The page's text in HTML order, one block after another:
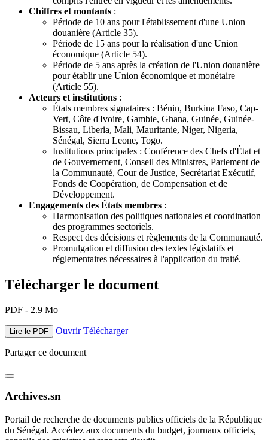
Chiffres et montants :
Période de 10 ans pour l'établissement d'une Union
douanière (Article 35).
Période de 15 ans pour la réalisation d'une Union
économique (Article 54).
Période de 5 ans après la création de l'Union douanière
pour établir une Union économique et monétaire
(Article 55).
Acteurs et institutions :
États membres signataires : Bénin, Burkina Faso, Cap-
Vert, Côte d'Ivoire, Gambie, Ghana, Guinée, Guinée-
Bissau, Liberia, Mali, Mauritanie, Niger, Nigeria,
Sénégal, Sierra Leone, Togo.
Institutions principales : Conférence des Chefs d'État et
de Gouvernement, Conseil des Ministres, Parlement de
la Communauté, Cour de Justice, Secrétariat Exécutif,
Fonds de Coopération, de Compensation et de
Développement.
Engagements des États membres :
Harmonisation des politiques nationales et coordination
des programmes sectoriels.
Respect des décisions et règlements de la Communauté.
Promulgation et diffusion des textes législatifs et
réglementaires nécessaires à l'application du traité.
Télécharger le document
PDF - 2.9 Mo
Lire le PDF OuvrirTélécharger
Partager ce document
Archives.sn
Portail de recherche de documents publics officiels de la République
du Sénégal. Accédez aux documents du budget, journaux officiels,